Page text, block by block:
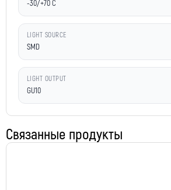
-30/+70 C
LIGHT SOURCE
SMD
LIGHT OUTPUT
GU10
Связанные продукты